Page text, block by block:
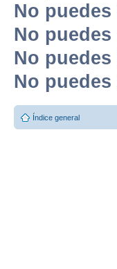
No puedes
No puedes
No puedes
No puedes
Índice general